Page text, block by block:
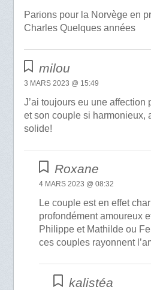
Parions pour la Norvège en
Charles Quelques années
milou
3 MARS 2023 @ 15:49
J’ai toujours eu une affection
et son couple si harmonieux,
solide!
Roxane
4 MARS 2023 @ 08:32
Le couple est en effet
profondément amoureux
Philippe et Mathilde ou
ces couples rayonnent
kalistéa